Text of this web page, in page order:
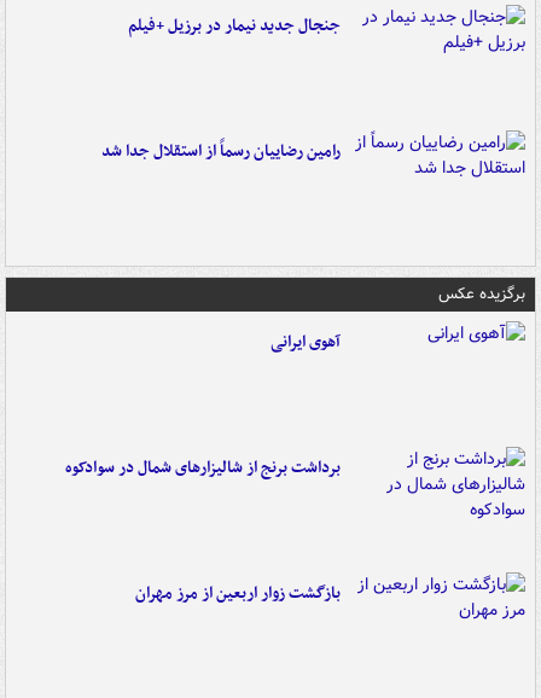
جنجال جدید نیمار در برزیل +فیلم
رامین رضاییان رسماً از استقلال جدا شد
برگزیده عکس
آهوی ایرانی
برداشت برنج از شالیزارهای شمال در سوادکوه
بازگشت زوار اربعین از مرز مهران